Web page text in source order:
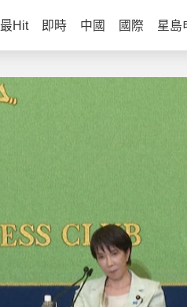
最Hit 即時 中國 國際 星島